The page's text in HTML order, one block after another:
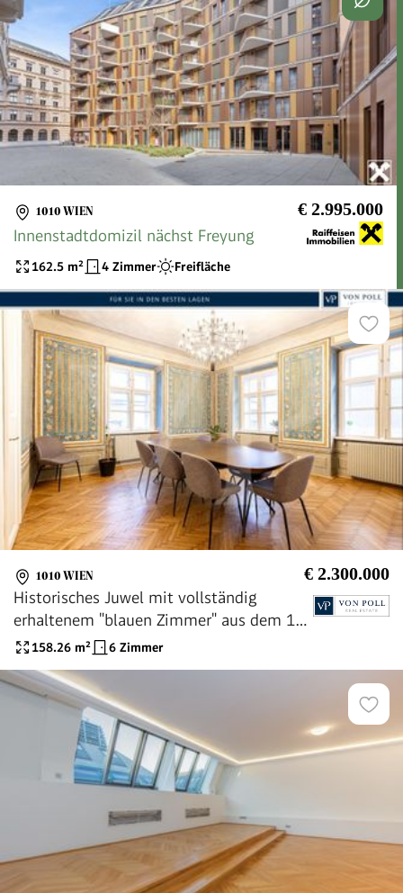
1010 WIEN € 2.995.000
Innenstadtdomizil nächst Freyung
162.5 m² 4 Zimmer Freifläche
1010 WIEN € 2.300.000
Historisches Juwel mit vollständig
erhaltenem "blauen Zimmer" aus dem 18.
Jahrhundert
158.26 m² 6 Zimmer